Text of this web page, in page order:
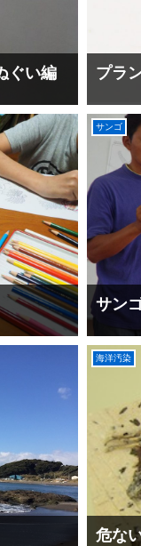
ぐい編 プラ
サン
サンゴ
危な
海洋汚染